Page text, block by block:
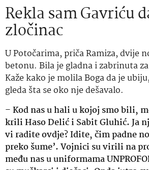
Rekla sam Gavriću
zločinac
U Potočarima, priča Ramiza, dvije
betonu. Bila je gladna i zabrinuta
Kaže kako je molila Boga da je
gleda šta se oko nje dešavalo.
–Kod nas u hali u kojoj smo bili,
krili Haso Delić i Sabit Gluhić. Ja
vi radite ovdje? Idite, čim padne
preko šume’. Vojnici su virili na
među nas u uniformama